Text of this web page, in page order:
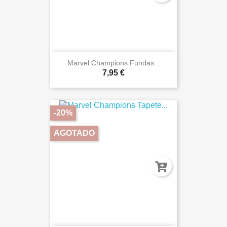
Marvel Champions Fundas...
7,95 €
-20%
AGOTADO